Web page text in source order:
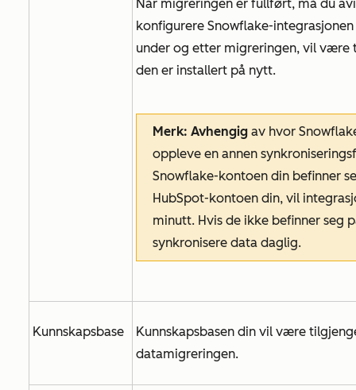
Når migreringen er fullført, må du
konfigurere Snowflake-
under og etter migreringen, vil være
den er installert på nytt.
Merk: Avhengig av hvor
oppleve en annen
Snowflake-kontoen din befinner
HubSpot-kontoen din, vil
minutt. Hvis de ikke befinner seg
synkronisere data daglig.
Kunnskapsbase
Kunnskapsbasen din vil være
datamigreringen.